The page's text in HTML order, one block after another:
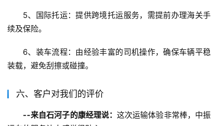
5、国际托运：提供跨境托运服务，需提前办理海关手
续及保险。
6、装车流程：由经验丰富的司机操作，确保车辆平稳
装载，避免刮擦或碰撞。
六、客户对我们的评价
--来自石河子的康经理说：这次运输体验非常棒，中振